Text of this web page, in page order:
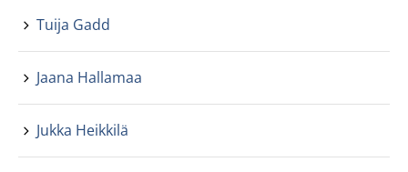
Tuija Gadd
Jaana Hallamaa
Jukka Heikkilä